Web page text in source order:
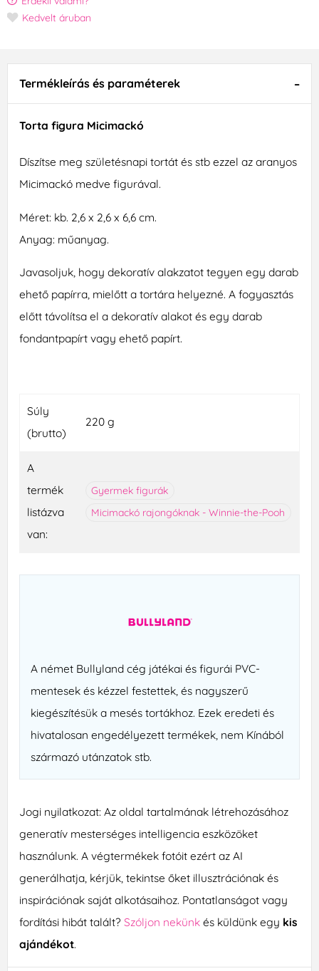
Kedvelt áruban
Termékleírás és paraméterek
Torta figura Micimackó
Díszítse meg születésnapi tortát és stb ezzel az aranyos
Micimackó medve figurával.
Méret: kb. 2,6 x 2,6 x 6,6 cm.
Anyag: műanyag.
Javasoljuk, hogy dekoratív alakzatot tegyen egy darab
ehető papírra, mielőtt a tortára helyezné. A fogyasztás
előtt távolítsa el a dekoratív alakot és egy darab
fondantpapírt vagy ehető papírt.
Súly
(brutto)
220 g
A
termék
listázva
van:
Gyermek figurák
Micimackó rajongóknak - Winnie-the-Pooh
A német Bullyland cég játékai és figurái PVC-
mentesek és kézzel festettek, és nagyszerű
kiegészítésük a mesés tortákhoz. Ezek eredeti és
hivatalosan engedélyezett termékek, nem Kínából
származó utánzatok stb.
Jogi nyilatkozat: Az oldal tartalmának létrehozásához
generatív mesterséges intelligencia eszközöket
használunk. A végtermékek fotóit ezért az AI
generálhatja, kérjük, tekintse őket illusztrációnak és
inspirációnak saját alkotásaihoz. Pontatlanságot vagy
fordítási hibát talált? Szóljon nekünkés küldünk egy kis
ajándékot.